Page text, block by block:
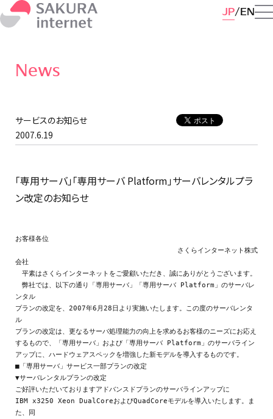
JP EN
News
サービスのお知らせ
2007.6.19
「専用サーバ」「専用サーバ Platform」サーバレンタルプラ
ン改定のお知らせ
お客様各位
会社
平素はさくらインターネットをご愛顧いただき、誠にありがとうございます。
弊社では、以下の通り「専用サーバ」「専用サーバ Platform」のサーバレ
ンタル
プランの改定を、2007年6月28日より実施いたします。この度のサーバレンタ
ル
プランの改定は、更なるサーバ処理能力の向上を求めるお客様のニーズにお応え
するもので、「専用サーバ」および「専用サーバ Platform」のサーバライン
アップに、ハードウェアスペックを増強した新モデルを導入するものです。
■「専用サーバ」サービス一部プランの改定
▼サーバレンタルプランの改定
ご好評いただいておりますアドバンスドプランのサーバラインアップに
IBM x3250 Xeon DualCoreおよびQuadCoreモデルを導入いたします。ま
た、同